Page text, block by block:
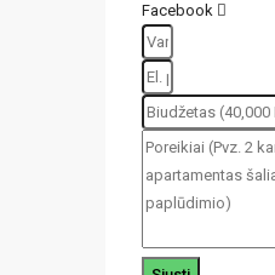
Facebook